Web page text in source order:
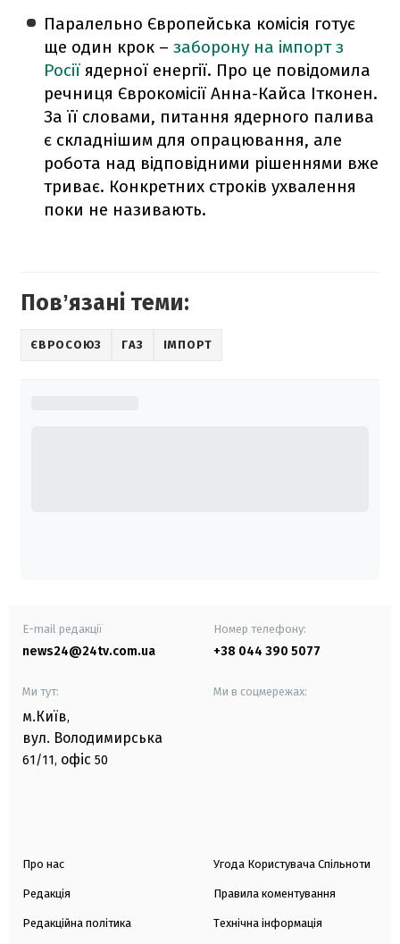
Паралельно Європейська комісія готує
ще один крок –заборону на імпорт з
Росії ядерної енергії. Про це повідомила
речниця Єврокомісії Анна-Кайса Ітконен.
За її словами, питання ядерного палива
є складнішим для опрацювання, але
робота над відповідними рішеннями вже
триває. Конкретних строків ухвалення
поки не називають.
Повʼязані теми:
ЄВРОСОЮЗ ГАЗ ІМПОРТ
E-mail редакції
news24@24tv.com.ua
Номер телефону:
+38 044 390 5077
Ми тут:
м.Київ,
вул. Володимирська
61/11, офіс 50
Ми в соцмережах:
Про нас
Редакція
Редакційна політика
Угода Користувача Спільноти
Правила коментування
Технічна інформація